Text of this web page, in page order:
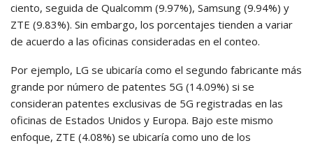
ciento, seguida de Qualcomm (9.97%), Samsung (9.94%) y
ZTE (9.83%). Sin embargo, los porcentajes tienden a variar
de acuerdo a las oficinas consideradas en el conteo.
Por ejemplo, LG se ubicaría como el segundo fabricante más
grande por número de patentes 5G (14.09%) si se
consideran patentes exclusivas de 5G registradas en las
oficinas de Estados Unidos y Europa. Bajo este mismo
enfoque, ZTE (4.08%) se ubicaría como uno de los